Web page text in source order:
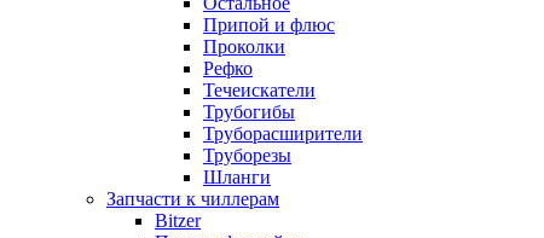
Припой и флюс
Проколки
Рефко
Течеискатели
Трубогибы
Труборасширители
Труборезы
Шланги
Запчасти к чиллерам
Bitzer